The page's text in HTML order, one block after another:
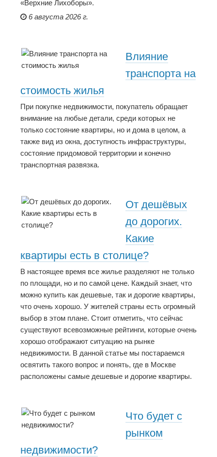
«Верхние Лихоборы».
6 августа 2026 г.
Влияние
транспорта на
стоимость жилья
При покупке недвижимости, покупатель обращает
внимание на любые детали, среди которых не
только состояние квартиры, но и дома в целом, а
также вид из окна, доступность инфраструктуры,
состояние придомовой территории и конечно
транспортная развязка.
От дешёвых
до дорогих.
Какие
квартиры есть в столице?
В настоящее время все жилье разделяют не только
по площади, но и по самой цене. Каждый знает, что
можно купить как дешевые, так и дорогие квартиры,
что очень хорошо. У жителей страны есть огромный
выбор в этом плане. Стоит отметить, что сейчас
существуют всевозможные рейтинги, которые очень
хорошо отображают ситуацию на рынке
недвижимости. В данной статье мы постараемся
освятить такого вопрос и понять, где в Москве
расположены самые дешевые и дорогие квартиры.
Что будет с
рынком
недвижимости?